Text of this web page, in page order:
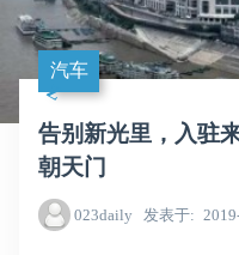
汽车
告别新光里，入驻
朝天门
023daily 发表于